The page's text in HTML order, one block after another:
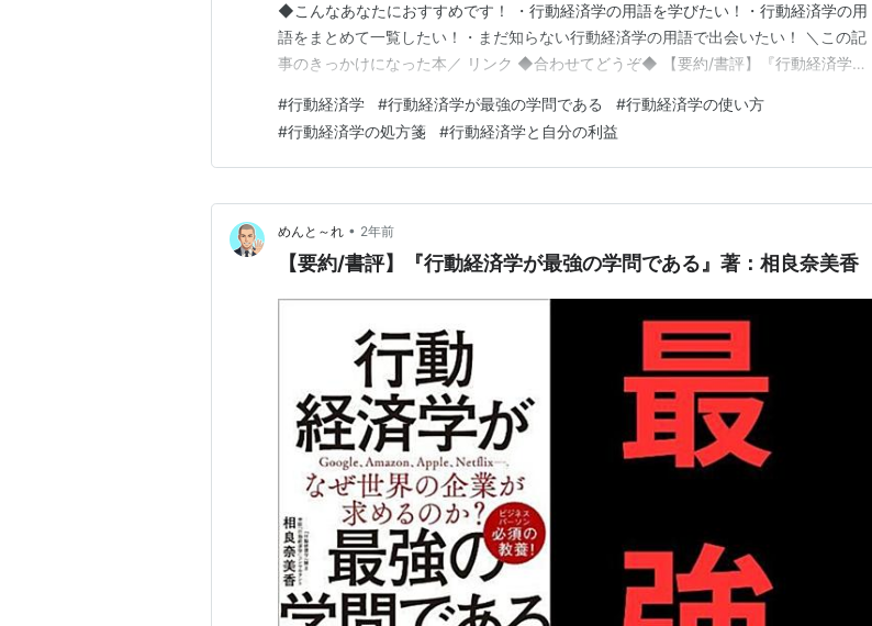
◆こんなあなたにおすすめです！ ・行動経済学の用語を学びたい！・行動経済学の用
語をまとめて一覧したい！・まだ知らない行動経済学の用語で出会いたい！ ＼この記
事のきっかけになった本／ リンク ◆合わせてどうぞ◆ 【要約/書評】『行動経済学が
に…【大切なこと】 【３１個】行動経済学用語をシンプル解説！ 【認知のクセ】にま
つわる行動経済学の用語ｘ１２ ・快楽適応 ・…
#行動経済学 #行動経済学が最強の学問である #行動経済学の使い方
#行動経済学の処方箋 #行動経済学と自分の利益
めんと～れ • 2年前
【要約/書評】『行動経済学が最強の学問である』著：相良奈美香